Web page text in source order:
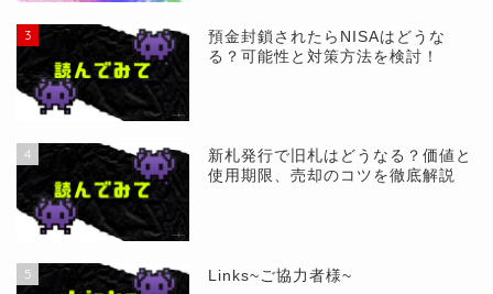
3
預金封鎖されたらNISAはどうな
る？可能性と対策方法を検討！
4
新札発行で旧札はどうなる？価値と
使用期限、売却のコツを徹底解説
5 Links~ご協力者様~